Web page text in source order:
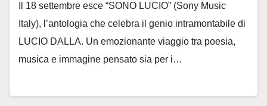
Il 18 settembre esce “SONO LUCIO” (Sony Music
Italy), l’antologia che celebra il genio intramontabile di
LUCIO DALLA. Un emozionante viaggio tra poesia,
musica e immagine pensato sia per i…